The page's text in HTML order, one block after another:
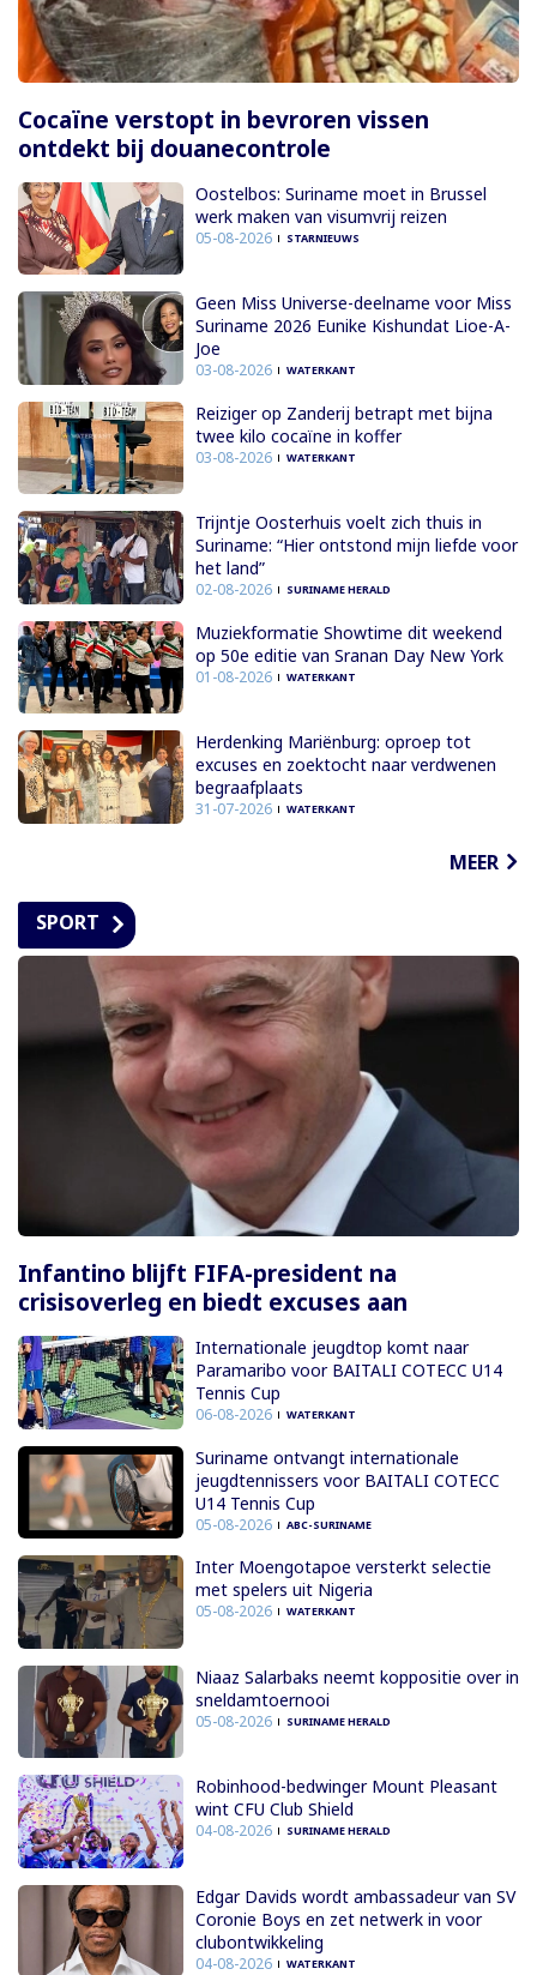
Cocaïne verstopt in bevroren vissen
ontdekt bij douanecontrole
Oostelbos: Suriname moet in Brussel
werk maken van visumvrij reizen
05-08-2026 STARNIEUWS
Geen Miss Universe-deelname voor Miss
Suriname 2026 Eunike Kishundat Lioe-A-
Joe
03-08-2026 WATERKANT
Reiziger op Zanderij betrapt met bijna
twee kilo cocaïne in koffer
03-08-2026 WATERKANT
Trijntje Oosterhuis voelt zich thuis in
Suriname: “Hier ontstond mijn liefde voor
het land”
02-08-2026 SURINAME HERALD
Muziekformatie Showtime dit weekend
op 50e editie van Sranan Day New York
01-08-2026 WATERKANT
Herdenking Mariënburg: oproep tot
excuses en zoektocht naar verdwenen
begraafplaats
31-07-2026 WATERKANT
MEER
SPORT
Infantino blijft FIFA-president na
crisisoverleg en biedt excuses aan
Internationale jeugdtop komt naar
Paramaribo voor BAITALI COTECC U14
Tennis Cup
06-08-2026 WATERKANT
Suriname ontvangt internationale
jeugdtennissers voor BAITALI COTECC
U14 Tennis Cup
05-08-2026 ABC-SURINAME
Inter Moengotapoe versterkt selectie
met spelers uit Nigeria
05-08-2026 WATERKANT
Niaaz Salarbaks neemt koppositie over in
sneldamtoernooi
05-08-2026 SURINAME HERALD
Robinhood-bedwinger Mount Pleasant
wint CFU Club Shield
04-08-2026 SURINAME HERALD
Edgar Davids wordt ambassadeur van SV
Coronie Boys en zet netwerk in voor
clubontwikkeling
04-08-2026 WATERKANT